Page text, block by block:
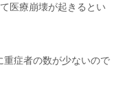
医療崩壊が起きるとい
重症者の数が少ないので